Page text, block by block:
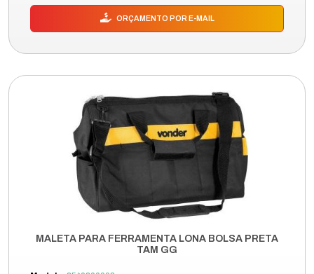
ORÇAMENTO POR E-MAIL
MALETA PARA FERRAMENTA LONA BOLSA PRETA
TAM GG